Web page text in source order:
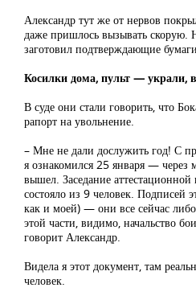
Александр тут же от нервов
даже пришлось вызывать скорую.
заготовил подтверждающие бумаги.
Косилки дома, пульт — украли, в
В суде они стали говорить, что
рапорт на увольнение.
– Мне не дали дослужить год! С
я ознакомился 25 января — через
вышел. Заседание
состояло из 9 человек. Подписей
как и моей) — они все сейчас
этой части, видимо, начальство
говорит Александр.
Видела я этот документ, там
человек.